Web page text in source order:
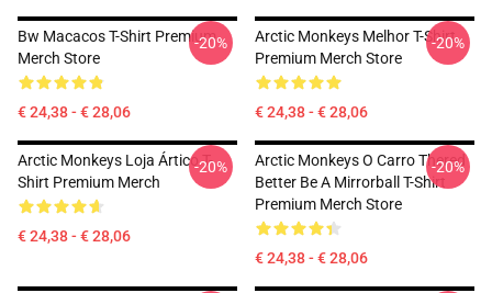
Bw Macacos T-Shirt Premium
Merch Store
€ 24,38 - € 28,06
-20%
Arctic Monkeys Melhor T-Shirt
Premium Merch Store
€ 24,38 - € 28,06
-20%
Arctic Monkeys Loja Ártico T-
Shirt Premium Merch
€ 24,38 - € 28,06
-20%
Arctic Monkeys O Carro Thered
Better Be A Mirrorball T-Shirt
Premium Merch Store
€ 24,38 - € 28,06
-20%